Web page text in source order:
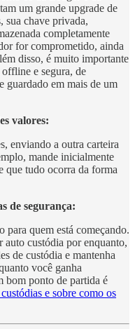
um grande upgrade de
sua chave privada,
completamente
for comprometido, ainda
disso, é muito importante
e segura, de
guardado em mais de um
valores:
enviando a outra carteira
mande inicialmente
que tudo ocorra da forma
de segurança:
para quem está começando.
auto custódia por enquanto,
de custódia e mantenha
você ganha
bom ponto de partida é
e sobre como os